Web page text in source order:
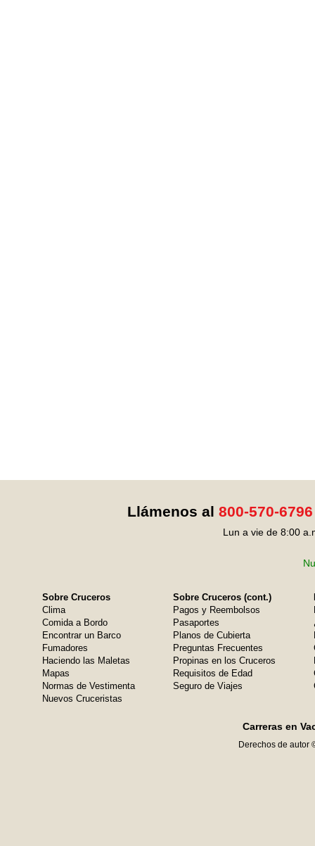
Llámenos al 800-570-6796
Lun a vie de 8:00
Sobre Cruceros
Clima
Comida a Bordo
Encontrar un Barco
Fumadores
Haciendo las Maletas
Mapas
Normas de Vestimenta
Nuevos Cruceristas
Sobre Cruceros (cont.)
Pagos y Reembolsos
Pasaportes
Planos de Cubierta
Preguntas Frecuentes
Propinas en los Cruceros
Requisitos de Edad
Seguro de Viajes
Carreras en
Derechos de autor